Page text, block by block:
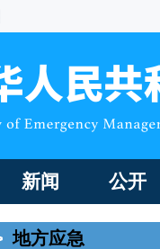
新闻 公开
地方应急